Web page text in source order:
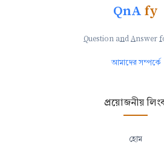
QnAfy
Question andAnswer f
আমাদের সম্পর্কে
প্রয়োজনীয়
হোম